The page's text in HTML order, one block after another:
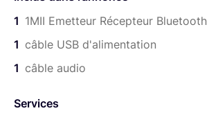
1 1MII Emetteur Récepteur Bluetooth
1 câble USB d'alimentation
1 câble audio
Services